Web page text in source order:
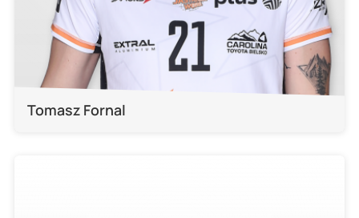
Tomasz Fornal